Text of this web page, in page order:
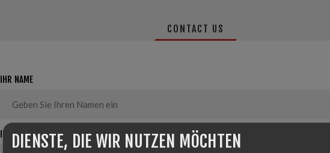
CONTACT US
IHR NAME
IHRE E-MAIL
DIENSTE, DIE WIR NUTZEN MÖCHTEN